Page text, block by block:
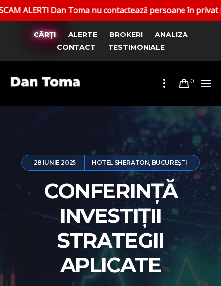
Toma nu contactează persoane în privat pentru a
CĂRȚI ALERTE BROKERI
ANALIZA
CONTACT
TESTIMONIALE
0
28 IUNIE 2025 HOTEL SHERATON, BUCUREȘTI
CONFERINȚĂ
INVESTIȚII
STRATEGII
APLICATE